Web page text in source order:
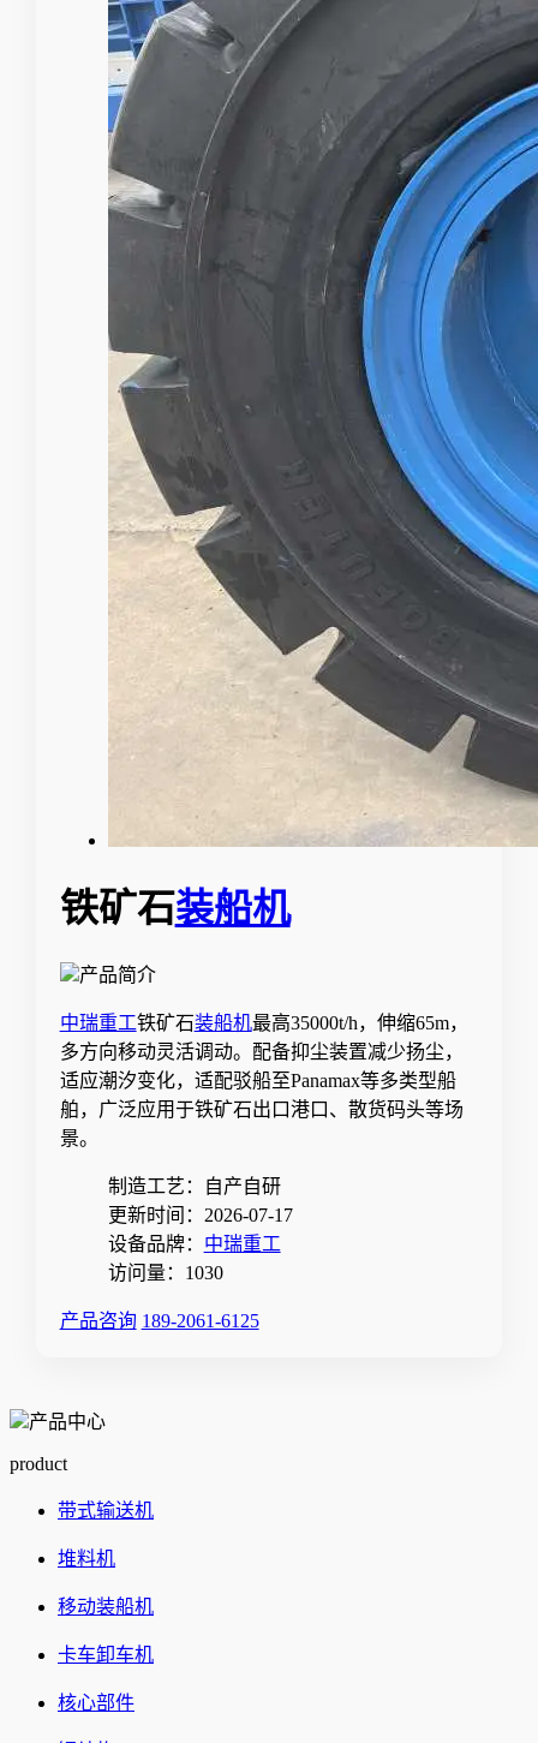
铁矿石装船机
产品简介
中瑞重工铁矿石装船机最高35000t/h，伸缩65m，
多方向移动灵活调动。配备抑尘装置减少扬尘，
适应潮汐变化，适配驳船至Panamax等多类型船
舶，广泛应用于铁矿石出口港口、散货码头等场
景。
制造工艺：自产自研
更新时间：2026-07-17
设备品牌： 中瑞重工
访问量： 1030
产品咨询 189-2061-6125
产品中心
product
带式输送机
堆料机
移动装船机
卡车卸车机
核心部件